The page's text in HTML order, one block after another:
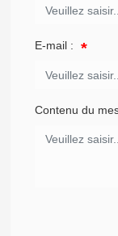
E-mail :
Contenu du